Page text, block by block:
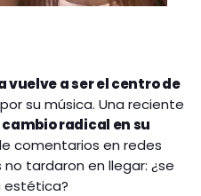
vuelve a ser el centro de
su música. Una reciente
cambio radical en su
comentarios en redes
tardaron en llegar: ¿se
estética?